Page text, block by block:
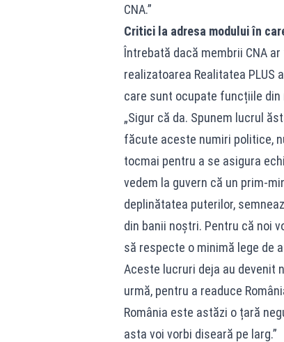
CNA.”
Critici la adresa modului în
Întrebată dacă membrii CNA
realizatoarea Realitatea
care sunt ocupate funcțiile
„Sigur că da. Spunem lucrul
făcute aceste numiri politice,
tocmai pentru a se asigura
vedem la guvern că un prim-
deplinătatea puterilor,
din banii noștri. Pentru că noi
să respecte o minimă lege de
Aceste lucruri deja au devenit
urmă, pentru a readuce
România este astăzi o țară
asta voi vorbi diseară pe larg.”